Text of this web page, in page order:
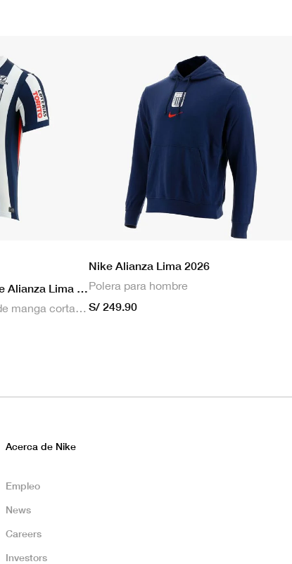
Nike Camiseta Hombre Alianza Lima 2026 Local
Camiseta estampada de manga corta masculina Nike Dri-FIT de Alianza Lima Stadium para hombre
Nike Alianza Lima 2026
Polera para hombre
S/ 249.90
Acerca de Nike
Empleo
News
Careers
Investors